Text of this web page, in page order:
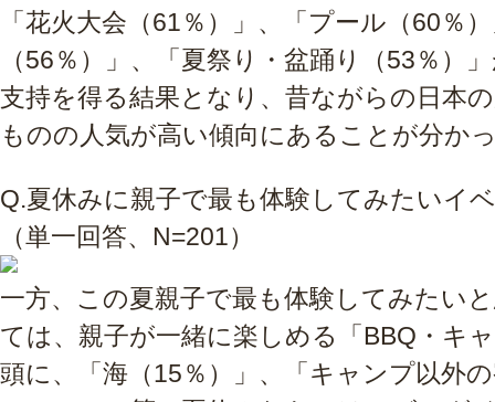
「花火大会（61％）」、「プール（60％
（56％）」、「夏祭り・盆踊り（53％）
支持を得る結果となり、昔ながらの日本
ものの人気が高い傾向にあることが分か
Q.夏休みに親子で最も体験してみたいイ
（単一回答、N=201）
一方、この夏親子で最も体験してみたい
ては、親子が一緒に楽しめる「BBQ・キ
頭に、「海（15％）」、「キャンプ以外